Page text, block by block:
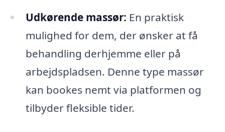
Udkørende massør: En praktisk
mulighed for dem, der ønsker at få
behandling derhjemme eller på
arbejdspladsen. Denne type massør
kan bookes nemt via platformen og
tilbyder fleksible tider.